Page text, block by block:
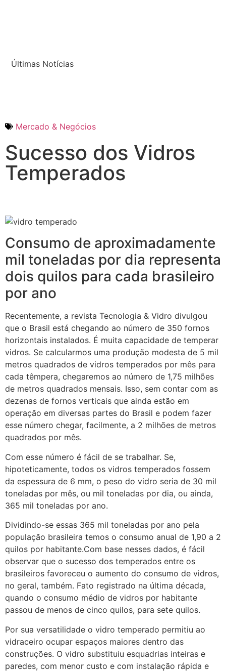
Últimas Notícias
Mercado & Negócios
Sucesso dos Vidros
Temperados
Consumo de aproximadamente
mil toneladas por dia representa
dois quilos para cada brasileiro
por ano
Recentemente, a revista Tecnologia & Vidro divulgou
que o Brasil está chegando ao número de 350 fornos
horizontais instalados. É muita capacidade de temperar
vidros. Se calcularmos uma produção modesta de 5 mil
metros quadrados de vidros temperados por mês para
cada têmpera, chegaremos ao número de 1,75 milhões
de metros quadrados mensais. Isso, sem contar com as
dezenas de fornos verticais que ainda estão em
operação em diversas partes do Brasil e podem fazer
esse número chegar, facilmente, a 2 milhões de metros
quadrados por mês.
Com esse número é fácil de se trabalhar. Se,
hipoteticamente, todos os vidros temperados fossem
da espessura de 6 mm, o peso do vidro seria de 30 mil
toneladas por mês, ou mil toneladas por dia, ou ainda,
365 mil toneladas por ano.
Dividindo-se essas 365 mil toneladas por ano pela
população brasileira temos o consumo anual de 1,90 a 2
quilos por habitante.Com base nesses dados, é fácil
observar que o sucesso dos temperados entre os
brasileiros favoreceu o aumento do consumo de vidros,
no geral, também. Fato registrado na última década,
quando o consumo médio de vidros por habitante
passou de menos de cinco quilos, para sete quilos.
Por sua versatilidade o vidro temperado permitiu ao
vidraceiro ocupar espaços maiores dentro das
construções. O vidro substituiu esquadrias inteiras e
paredes, com menor custo e com instalação rápida e